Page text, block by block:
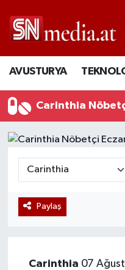
AVUSTURYA
Carinthia
Paylaş
Carinthia 07